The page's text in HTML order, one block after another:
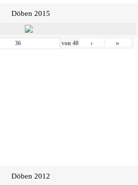
Döben 2015
von 40 › »
Döben 2012